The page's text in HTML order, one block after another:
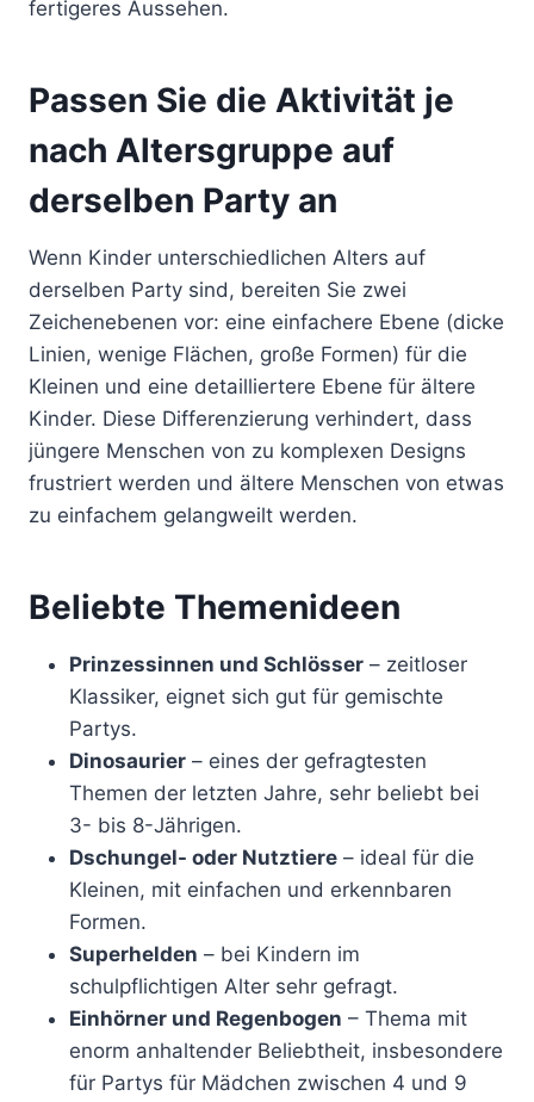
fertigeres Aussehen.
Passen Sie die Aktivität je
nach Altersgruppe auf
derselben Party an
Wenn Kinder unterschiedlichen Alters auf
derselben Party sind, bereiten Sie zwei
Zeichenebenen vor: eine einfachere Ebene (dicke
Linien, wenige Flächen, große Formen) für die
Kleinen und eine detailliertere Ebene für ältere
Kinder. Diese Differenzierung verhindert, dass
jüngere Menschen von zu komplexen Designs
frustriert werden und ältere Menschen von etwas
zu einfachem gelangweilt werden.
Beliebte Themenideen
Prinzessinnen und Schlösser – zeitloser
Klassiker, eignet sich gut für gemischte
Partys.
Dinosaurier – eines der gefragtesten
Themen der letzten Jahre, sehr beliebt bei
3- bis 8-Jährigen.
Dschungel- oder Nutztiere – ideal für die
Kleinen, mit einfachen und erkennbaren
Formen.
Superhelden – bei Kindern im
schulpflichtigen Alter sehr gefragt.
Einhörner und Regenbogen – Thema mit
enorm anhaltender Beliebtheit, insbesondere
für Partys für Mädchen zwischen 4 und 9